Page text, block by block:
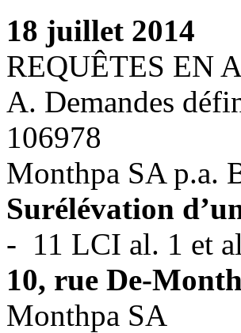
18 juillet 2014
REQUÊTES EN
A. Demandes
106978
Monthpa SA p.a.
Surélévation
- 11 LCI al. 1 et
10, rue De-
Monthpa SA